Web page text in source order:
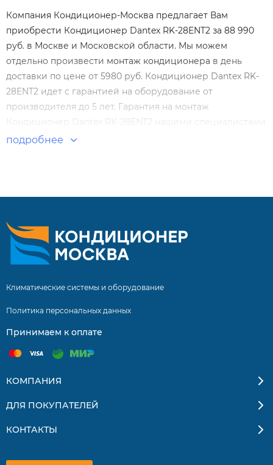
Компания Кондиционер-Москва предлагает Вам
приобрести Кондиционер Dantex RK-28ENT2 за 88 990
руб. в Москве и Московской области. Мы можем
отдельно произвести монтаж кондиционера в день
доставки по цене от 5980 руб. Кондиционер Dantex RK-
28ENT2 идет с гарантией на оборудование от
производителя до 5 лет. Гарантия на монтаж
Кондиционер Dantex RK-28ENT2 нашими специалистами
составляет 5 лет! Настенные сплит-системы по
подробнее
Климатические системы и оборудование
Политика персональных данных
Принимаем к оплате
КОМПАНИЯ
ДЛЯ ПОКУПАТЕЛЕЙ
КОНТАКТЫ